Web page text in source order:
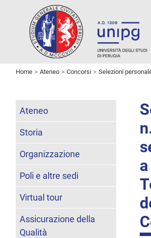
Home Ateneo Concorsi Selezioni
Ateneo
Storia
Organizzazione
Poli e altre sedi
Virtual tour
Assicurazione della
Qualità